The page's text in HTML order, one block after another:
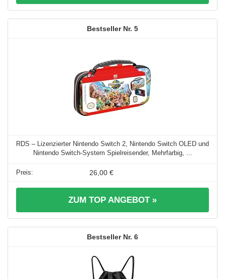
5
RDS – Lizenzierter Nintendo Switch 2, Nintendo Switch OLED und
Nintendo Switch-System Spielreisender, Mehrfarbig, ...
26,00 €
ZUM TOP ANGEBOT »
6